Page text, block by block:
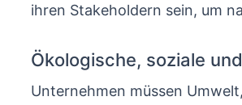
ihren Stakeholdern sein, um
Ökologische, soziale
Unternehmen müssen